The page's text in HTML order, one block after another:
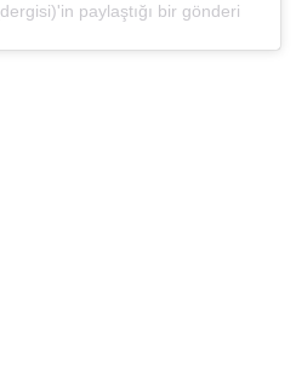
paylaştığı bir gönderi